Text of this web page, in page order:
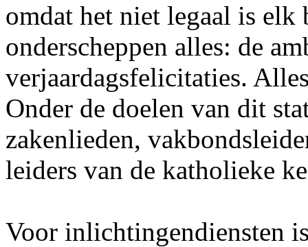
omdat het niet legaal is elk
onderscheppen alles: de
verjaardagsfelicitaties.
Onder de doelen van dit
zakenlieden,
leiders van de katholieke
Voor inlichtingendiensten